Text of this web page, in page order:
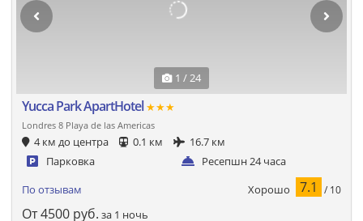
1 / 24
Yucca Park ApartHotel★★★
Londres 8 Playa de las Americas
4 км до центра 0.1 км
16.7 км
Парковка
Ресепшн 24 часа
По отзывам Хорошо 7.1 / 10
От4500 руб. за 1 ночь